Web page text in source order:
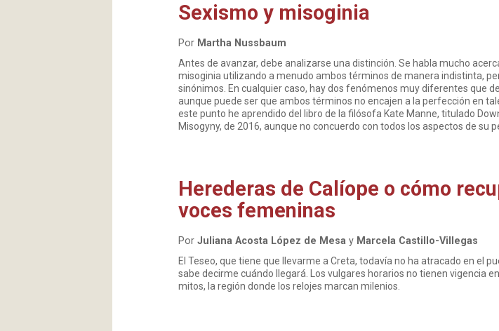
Sexismo y misoginia
Por Martha Nussbaum
Antes de avanzar, debe analizarse una distinción. Se habla mucho
misoginia utilizando a menudo ambos términos de manera indistinta,
sinónimos. En cualquier caso, hay dos fenómenos muy diferentes que
aunque puede ser que ambos términos no encajen a la perfección en
este punto he aprendido del libro de la filósofa Kate Manne, titulado
Misogyny, de 2016, aunque no concuerdo con todos los aspectos de su
Herederas de Calíope o cómo
voces femeninas
Por Juliana Acosta López de Mesay Marcela Castillo-Villegas
El Teseo, que tiene que llevarme a Creta, todavía no ha atracado en el
sabe decirme cuándo llegará. Los vulgares horarios no tienen vigencia
mitos, la región donde los relojes marcan milenios.